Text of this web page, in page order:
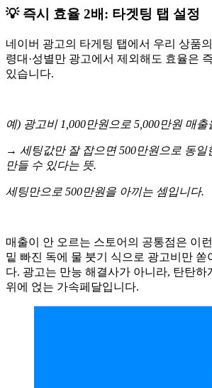
💡 즉시 효율 2배: 타겟팅 탭 설정
네이버 광고의 타게팅 탭에서 우리 상품
령대·성별만 광고에서 제외해도 효율은
있습니다.
예) 광고비 1,000만원으로 5,000만원 매
→ 세팅값만 잘 잡으면 500만원으로 동일
만들 수 있다는 뜻.
세팅만으로 500만원을 아끼는 셈입니다.
매출이 안 오르는 스토어의 공통점은 이
밑 빠진 독에 물 붓기 식으로 광고비만 쏟
다. 광고는 만능 해결사가 아니라, 탄탄하
위에 얹는 가속페달입니다.